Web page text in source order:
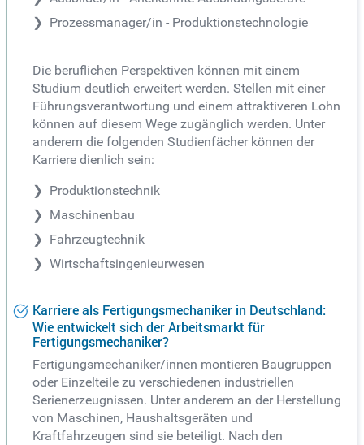
Prozessmanager/in - Produktionstechnologie
Die beruflichen Perspektiven können mit einem
Studium deutlich erweitert werden. Stellen mit einer
Führungsverantwortung und einem attraktiveren Lohn
können auf diesem Wege zugänglich werden. Unter
anderem die folgenden Studienfächer können der
Karriere dienlich sein:
Produktionstechnik
Maschinenbau
Fahrzeugtechnik
Wirtschaftsingenieurwesen
Karriere als Fertigungsmechaniker in Deutschland:
Wie entwickelt sich der Arbeitsmarkt für
Fertigungsmechaniker?
Fertigungsmechaniker/innen montieren Baugruppen
oder Einzelteile zu verschiedenen industriellen
Serienerzeugnissen. Unter anderem an der Herstellung
von Maschinen, Haushaltsgeräten und
Kraftfahrzeugen sind sie beteiligt. Nach den